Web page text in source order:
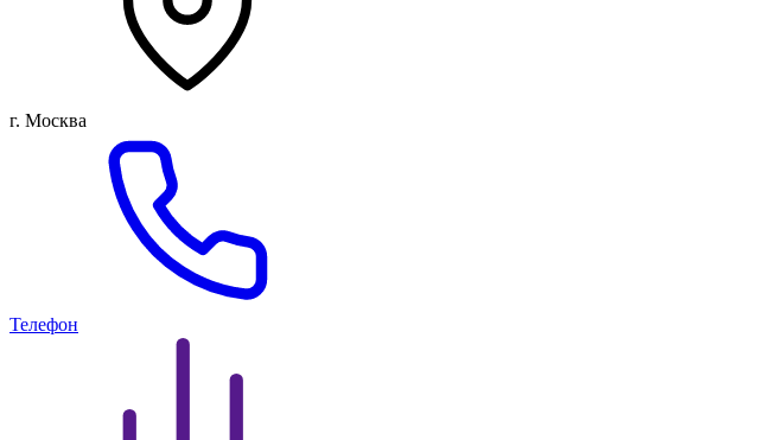
г. Москва
Телефон